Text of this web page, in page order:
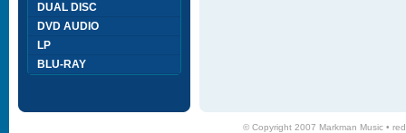
DUAL DISC
DVD AUDIO
LP
BLU-RAY
© Copyright 2007 Markman Music •